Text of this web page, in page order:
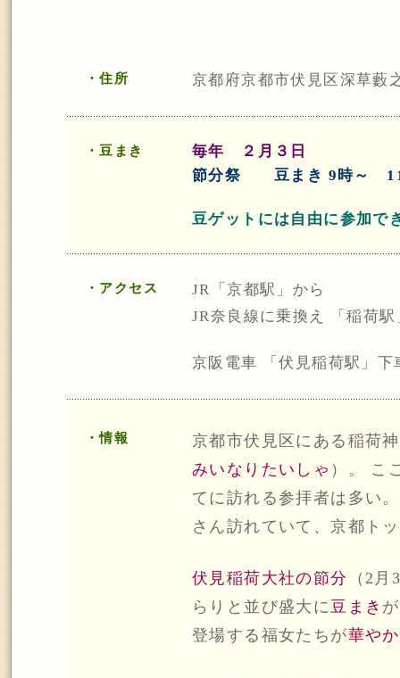
・住所 京都府京都市伏見区深草藪
・豆まき
毎年 ２月３日
節分祭 豆まき 9時～
豆ゲットには自由に参加で
・アクセス
JR「京都駅」から
JR奈良線に乗換え 「稲荷
京阪電車 「伏見稲荷駅」
・情報
京都市伏見区にある稲荷
みいなりたいしゃ ）。 こ
てに訪れる参拝者は多い
さん訪れていて、京都ト
伏見稲荷大社の節分
（2
らりと並び盛大に豆まき
登場する福女たちが華や